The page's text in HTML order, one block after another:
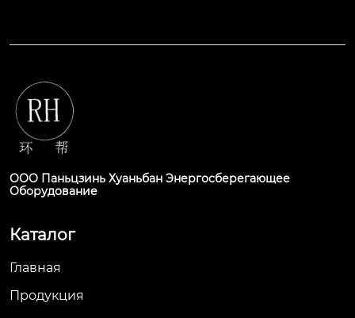
ООО Паньцзинь Хуаньбан Энергосберегающее
Оборудование
Каталог
Главная
Продукция